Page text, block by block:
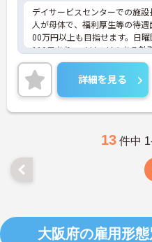
デイサービスセンターでの施
人が母体で、福利厚生等の待
00万円以上も目指せます。日
110日あり、メリハリのある勤
までのご経験を生かして即戦
ける環境です。ご興味のある
ントなど、さらに詳細をお話
軽にご相談ください！
詳細を見る
13 件中
大阪府の雇用形